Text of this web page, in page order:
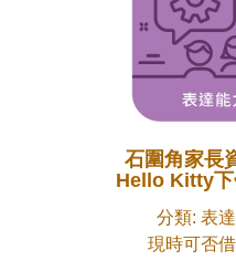
石圍角家長
Hello Kitty下
分類: 表
現時可否